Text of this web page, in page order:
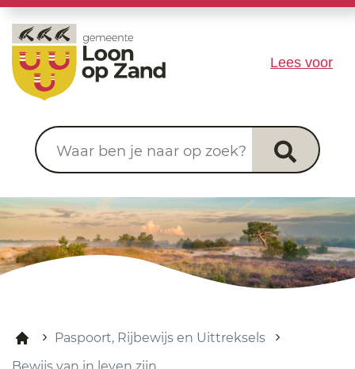
Waar ben je naar op zoek?
Lees voor
Paspoort, Rijbewijs en Uittreksels